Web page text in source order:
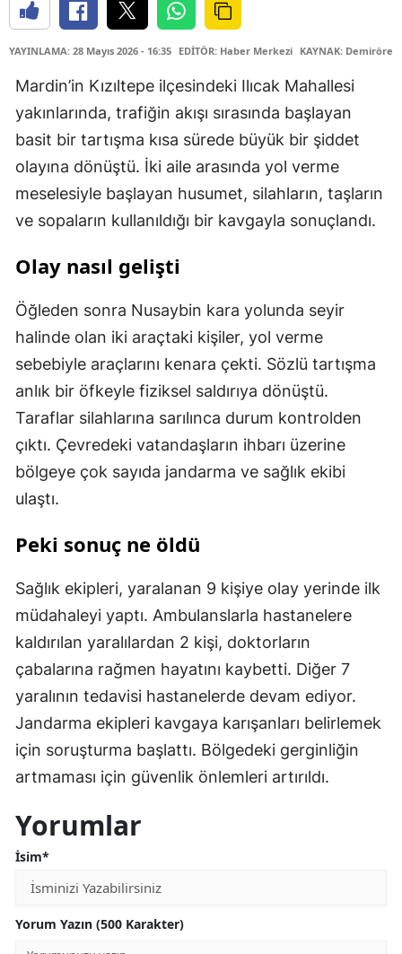
YAYINLAMA: 28 Mayıs 2026 - 16:35 EDİTÖR: Haber Merkezi KAYNAK: Demirören
Mardin’in Kızıltepe ilçesindeki Ilıcak Mahallesi
yakınlarında, trafiğin akışı sırasında başlayan
basit bir tartışma kısa sürede büyük bir şiddet
olayına dönüştü. İki aile arasında yol verme
meselesiyle başlayan husumet, silahların, taşların
ve sopaların kullanıldığı bir kavgayla sonuçlandı.
Olay nasıl gelişti
Öğleden sonra Nusaybin kara yolunda seyir
halinde olan iki araçtaki kişiler, yol verme
sebebiyle araçlarını kenara çekti. Sözlü tartışma
anlık bir öfkeyle fiziksel saldırıya dönüştü.
Taraflar silahlarına sarılınca durum kontrolden
çıktı. Çevredeki vatandaşların ihbarı üzerine
bölgeye çok sayıda jandarma ve sağlık ekibi
ulaştı.
Peki sonuç ne öldü
Sağlık ekipleri, yaralanan 9 kişiye olay yerinde ilk
müdahaleyi yaptı. Ambulanslarla hastanelere
kaldırılan yaralılardan 2 kişi, doktorların
çabalarına rağmen hayatını kaybetti. Diğer 7
yaralının tedavisi hastanelerde devam ediyor.
Jandarma ekipleri kavgaya karışanları belirlemek
için soruşturma başlattı. Bölgedeki gerginliğin
artmaması için güvenlik önlemleri artırıldı.
Yorumlar
İsim*
Yorum Yazın (500 Karakter)